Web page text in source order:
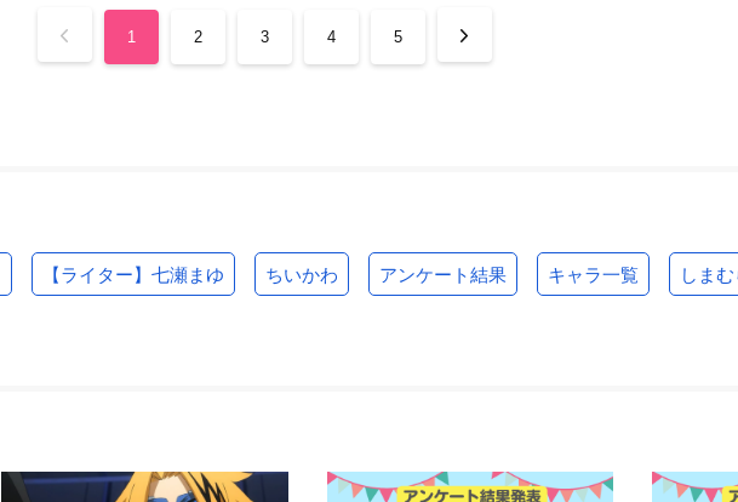
1 2 3 4 5
【ライター】七瀬まゆ ちいかわ アンケート結果 キャラ一覧 しま